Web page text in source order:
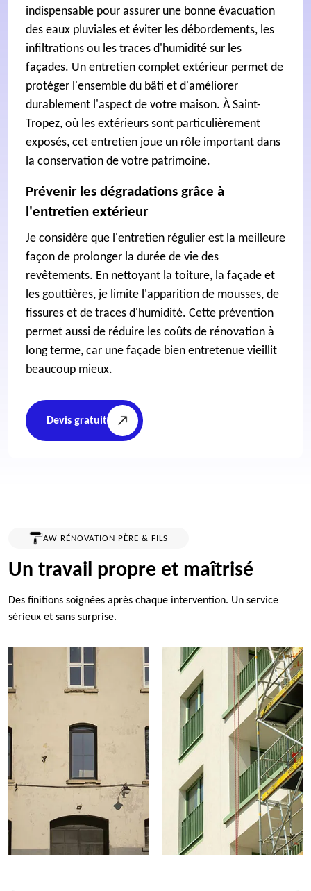
indispensable pour assurer une bonne évacuation
des eaux pluviales et éviter les débordements, les
infiltrations ou les traces d'humidité sur les
façades. Un entretien complet extérieur permet de
protéger l'ensemble du bâti et d'améliorer
durablement l'aspect de votre maison. À Saint-
Tropez, où les extérieurs sont particulièrement
exposés, cet entretien joue un rôle important dans
la conservation de votre patrimoine.
Prévenir les dégradations grâce à
l'entretien extérieur
Je considère que l'entretien régulier est la meilleure
façon de prolonger la durée de vie des
revêtements. En nettoyant la toiture, la façade et
les gouttières, je limite l'apparition de mousses, de
fissures et de traces d'humidité. Cette prévention
permet aussi de réduire les coûts de rénovation à
long terme, car une façade bien entretenue vieillit
beaucoup mieux.
Devis gratuit
AW RÉNOVATION PÈRE & FILS
Un travail propre et maîtrisé
Des finitions soignées après chaque intervention. Un service
sérieux et sans surprise.